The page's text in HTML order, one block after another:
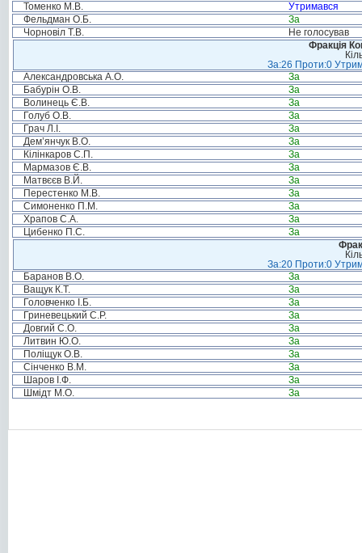
Томенко М.В.
Утримався
Фельдман О.Б.
За
Чорновіл Т.В.
Не голосував
Фракція
За:26 Проти:0
Александровська А.О.
За
Бабурін О.В.
За
Волинець Є.В.
За
Голуб О.В.
За
Грач Л.І.
За
Дем’янчук В.О.
За
Кілінкаров С.П.
За
Мармазов Є.В.
За
Матвєєв В.Й.
За
Перестенко М.В.
За
Симоненко П.М.
За
Храпов С.А.
За
Цибенко П.С.
За
За:20 Проти:0
Баранов В.О.
За
Ващук К.Т.
За
Головченко І.Б.
За
Гриневецький С.Р.
За
Довгий С.О.
За
Литвин Ю.О.
За
Поліщук О.В.
За
Сінченко В.М.
За
Шаров І.Ф.
За
Шмідт М.О.
За